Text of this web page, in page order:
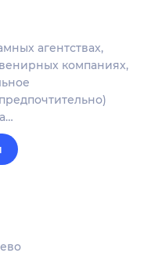
агентствах,
компаниях,